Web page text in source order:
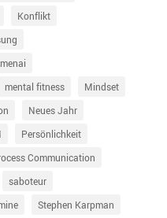
Konflikt
mental fitness
Mindset
Neues Jahr
Persönlichkeit
Communication
saboteur
Stephen Karpman